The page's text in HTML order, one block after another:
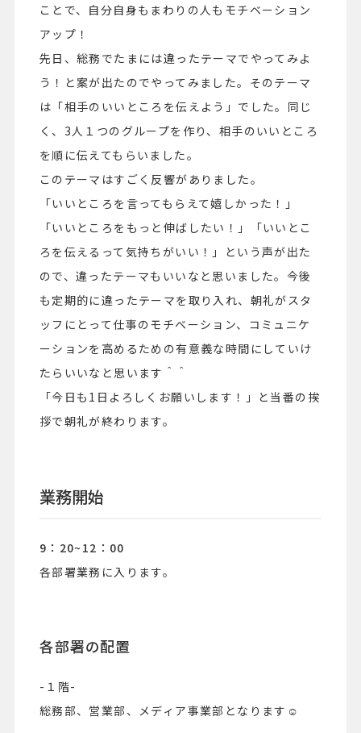
ことで、自分自身もまわりの人もモチベーション
アップ！
先日、総務でたまには違ったテーマでやってみよ
う！と案が出たのでやってみました。そのテーマ
は「相手のいいところを伝えよう」でした。同じ
く、3人１つのグループを作り、相手のいいところ
を順に伝えてもらいました。
このテーマはすごく反響がありました。
「いいところを言ってもらえて嬉しかった！」
「いいところをもっと伸ばしたい！」「いいとこ
ろを伝えるって気持ちがいい！」という声が出た
ので、違ったテーマもいいなと思いました。今後
も定期的に違ったテーマを取り入れ、朝礼がスタ
ッフにとって仕事のモチベーション、コミュニケ
ーションを高めるための有意義な時間にしていけ
たらいいなと思います＾＾
「今日も1日よろしくお願いします！」と当番の挨
拶で朝礼が終わります。
業務開始
9：20~12：00
各部署業務に入ります。
各部署の配置
-１階-
総務部、営業部、メディア事業部となります☺︎